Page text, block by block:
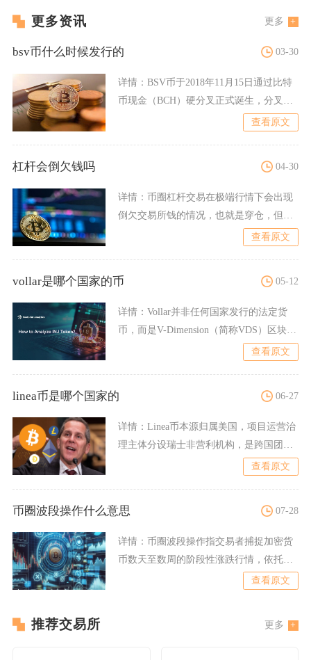
更多资讯 更多
bsv币什么时候发行的 03-30
详情： BSV币于2018年11月15日通过比特
币现金（BCH）硬分叉正式诞生，分叉区
查看原文
杠杆会倒欠钱吗 04-30
详情： 币圈杠杆交易在极端行情下会出现
倒欠交易所钱的情况，也就是穿仓，但主
查看原文
vollar是哪个国家的币 05-12
详情： Vollar并非任何国家发行的法定货
币，而是V-Dimension（简称VDS）区块链
查看原文
linea币是哪个国家的 06-27
详情： Linea币本源归属美国，项目运营治
理主体分设瑞士非营利机构，是跨国团队
查看原文
币圈波段操作什么意思 07-28
详情： 币圈波段操作指交易者捕捉加密货
币数天至数周的阶段性涨跌行情，依托技
查看原文
推荐交易所 更多